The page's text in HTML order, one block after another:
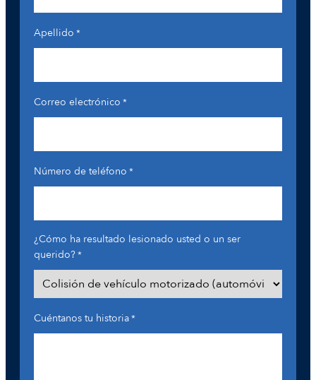
Apellido *
Correo electrónico *
Número de teléfono *
¿Cómo ha resultado lesionado usted o un ser
querido?*
Cuéntanos tu historia*